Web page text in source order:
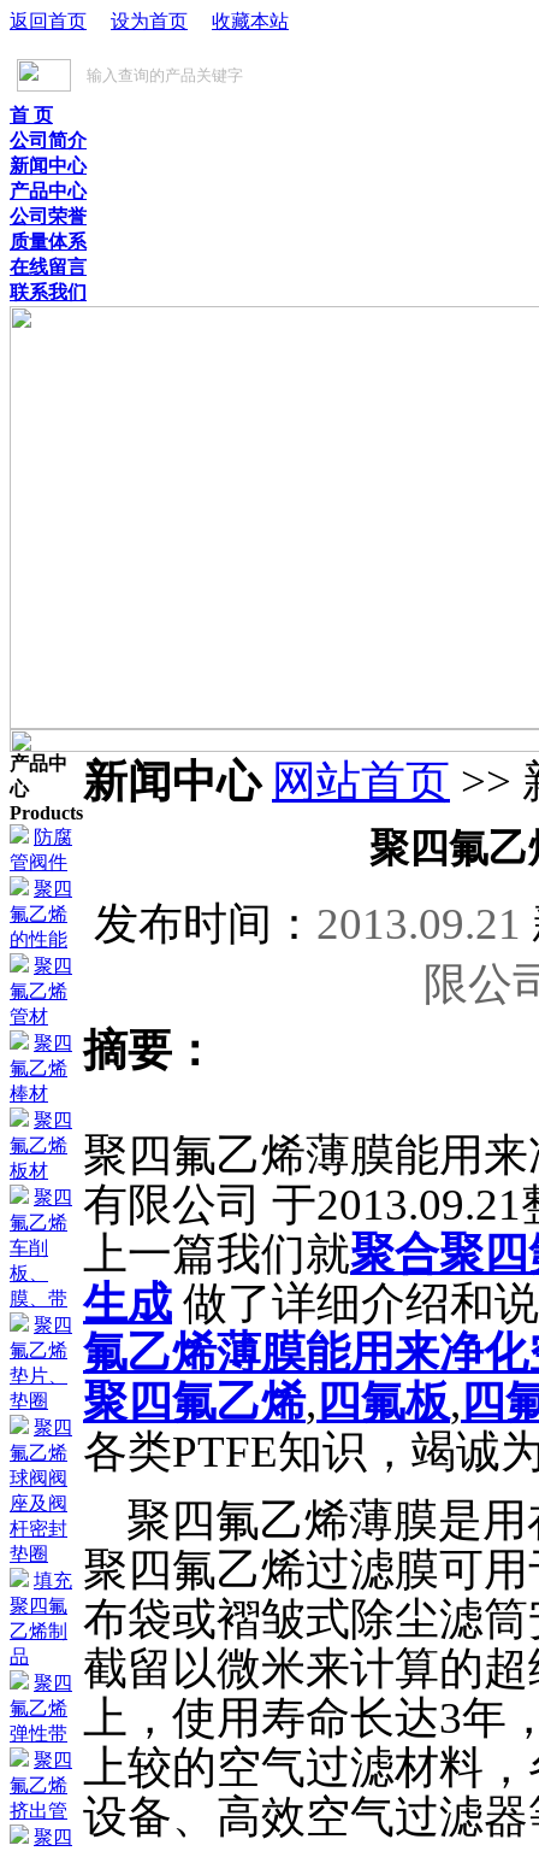
返回首页 设为首页 收藏本站
首 页
公司简介
新闻中心
产品中心
公司荣誉
质量体系
在线留言
联系我们
产品中
心
Products
防腐
管阀件
聚四
氟乙烯
的性能
聚四
氟乙烯
管材
聚四
氟乙烯
棒材
聚四
氟乙烯
板材
聚四
氟乙烯
车削
板、
膜、带
聚四
氟乙烯
垫片、
垫圈
聚四
氟乙烯
球阀阀
座及阀
杆密封
垫圈
填充
聚四氟
乙烯制
品
聚四
氟乙烯
弹性带
聚四
氟乙烯
挤出管
聚四
新闻中心 网站首页 >>
聚四氟
发布时间： 2013.09.21
限公
摘要：
聚四氟乙烯薄膜能用
有限公司 于
上一篇我们就聚合聚
生成 做了详细介绍和
氟乙烯薄膜能用来净
聚四氟乙烯, 四氟板, 四
各类PTFE知识，竭诚
聚四氟乙烯薄膜是用
聚四氟乙烯过滤膜可
布袋或褶皱式除尘滤
截留以微米来计算的
上，使用寿命长达3年
上较的空气过滤材料
设备、高效空气过滤